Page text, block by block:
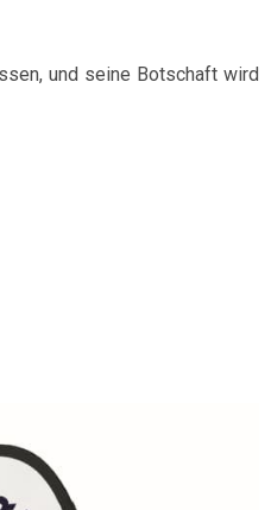
und seine Botschaft wird